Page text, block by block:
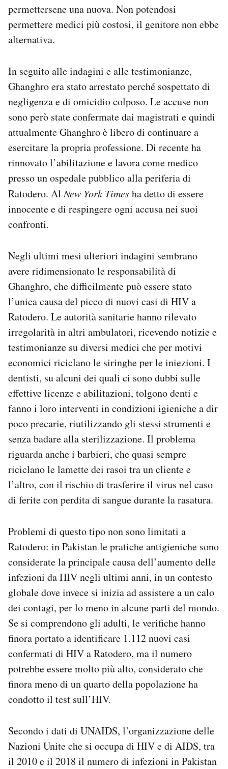
permettersene una nuova. Non potendosi
permettere medici più costosi, il genitore non ebbe
alternativa.
In seguito alle indagini e alle testimonianze,
Ghanghro era stato arrestato perché sospettato di
negligenza e di omicidio colposo. Le accuse non
sono però state confermate dai magistrati e quindi
attualmente Ghanghro è libero di continuare a
esercitare la propria professione. Di recente ha
rinnovato l’abilitazione e lavora come medico
presso un ospedale pubblico alla periferia di
Ratodero. AlNew York Timesha detto di essere
innocente e di respingere ogni accusa nei suoi
confronti.
Negli ultimi mesi ulteriori indagini sembrano
avere ridimensionato le responsabilità di
Ghanghro, che difficilmente può essere stato
l’unica causa del picco di nuovi casi di HIV a
Ratodero. Le autorità sanitarie hanno rilevato
irregolarità in altri ambulatori, ricevendo notizie e
testimonianze su diversi medici che per motivi
economici riciclano le siringhe per le iniezioni. I
dentisti, su alcuni dei quali ci sono dubbi sulle
effettive licenze e abilitazioni, tolgono denti e
fanno i loro interventi in condizioni igieniche a dir
poco precarie, riutilizzando gli stessi strumenti e
senza badare alla sterilizzazione. Il problema
riguarda anche i barbieri, che quasi sempre
riciclano le lamette dei rasoi tra un cliente e
l’altro, con il rischio di trasferire il virus nel caso
di ferite con perdita di sangue durante la rasatura.
Problemi di questo tipo non sono limitati a
Ratodero: in Pakistan le pratiche antigieniche sono
considerate la principale causa dell’aumento delle
infezioni da HIV negli ultimi anni, in un contesto
globale dove invece si inizia ad assistere a un calo
dei contagi, per lo meno in alcune parti del mondo.
Se si comprendono gli adulti, le verifiche hanno
finora portato a identificare 1.112 nuovi casi
confermati di HIV a Ratodero, ma il numero
potrebbe essere molto più alto, considerato che
finora meno di un quarto della popolazione ha
condotto il test sull’HIV.
Secondo i dati di UNAIDS, l’organizzazione delle
Nazioni Unite che si occupa di HIV e di AIDS, tra
il 2010 e il 2018 il numero di infezioni in Pakistan